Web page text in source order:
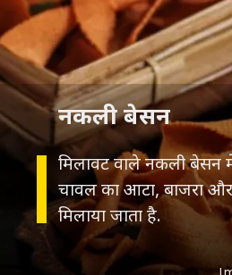
मिलावट वाले नकली बेसन
चावल का आटा, बाजरा
मिलाया जाता है.
नकली बेसन